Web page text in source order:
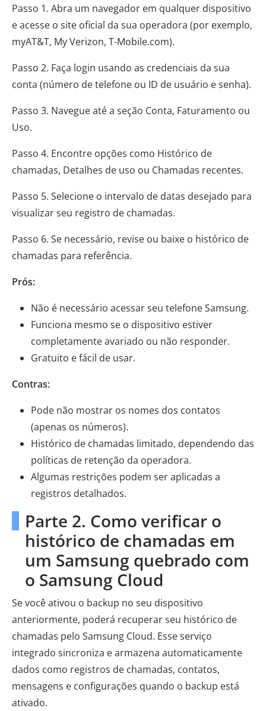
Passo 1. Abra um navegador em qualquer dispositivo
e acesse o site oficial da sua operadora (por exemplo,
myAT&T, My Verizon, T-Mobile.com).
Passo 2. Faça login usando as credenciais da sua
conta (número de telefone ou ID de usuário e senha).
Passo 3. Navegue até a seção Conta, Faturamento ou
Uso.
Passo 4. Encontre opções como Histórico de
chamadas, Detalhes de uso ou Chamadas recentes.
Passo 5. Selecione o intervalo de datas desejado para
visualizar seu registro de chamadas.
Passo 6. Se necessário, revise ou baixe o histórico de
chamadas para referência.
Prós:
Não é necessário acessar seu telefone Samsung.
Funciona mesmo se o dispositivo estiver
completamente avariado ou não responder.
Gratuito e fácil de usar.
Contras:
Pode não mostrar os nomes dos contatos
(apenas os números).
Histórico de chamadas limitado, dependendo das
políticas de retenção da operadora.
Algumas restrições podem ser aplicadas a
registros detalhados.
Parte 2. Como verificar o
histórico de chamadas em
um Samsung quebrado com
o Samsung Cloud
Se você ativou o backup no seu dispositivo
anteriormente, poderá recuperar seu histórico de
chamadas pelo Samsung Cloud. Esse serviço
integrado sincroniza e armazena automaticamente
dados como registros de chamadas, contatos,
mensagens e configurações quando o backup está
ativado.